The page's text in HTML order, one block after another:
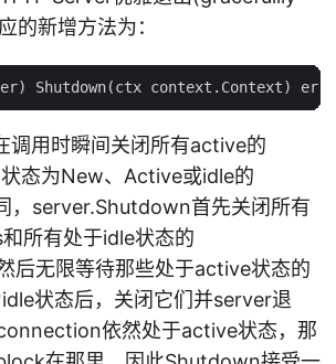
的新增方法为：
调用时瞬间关闭所有active的
态为New、Active或idle的
，server.Shutdown首先关闭所有
所有处于idle状态的
后无限等待那些处于active状态的
状态后，关闭它们并server退
依然处于active状态，那